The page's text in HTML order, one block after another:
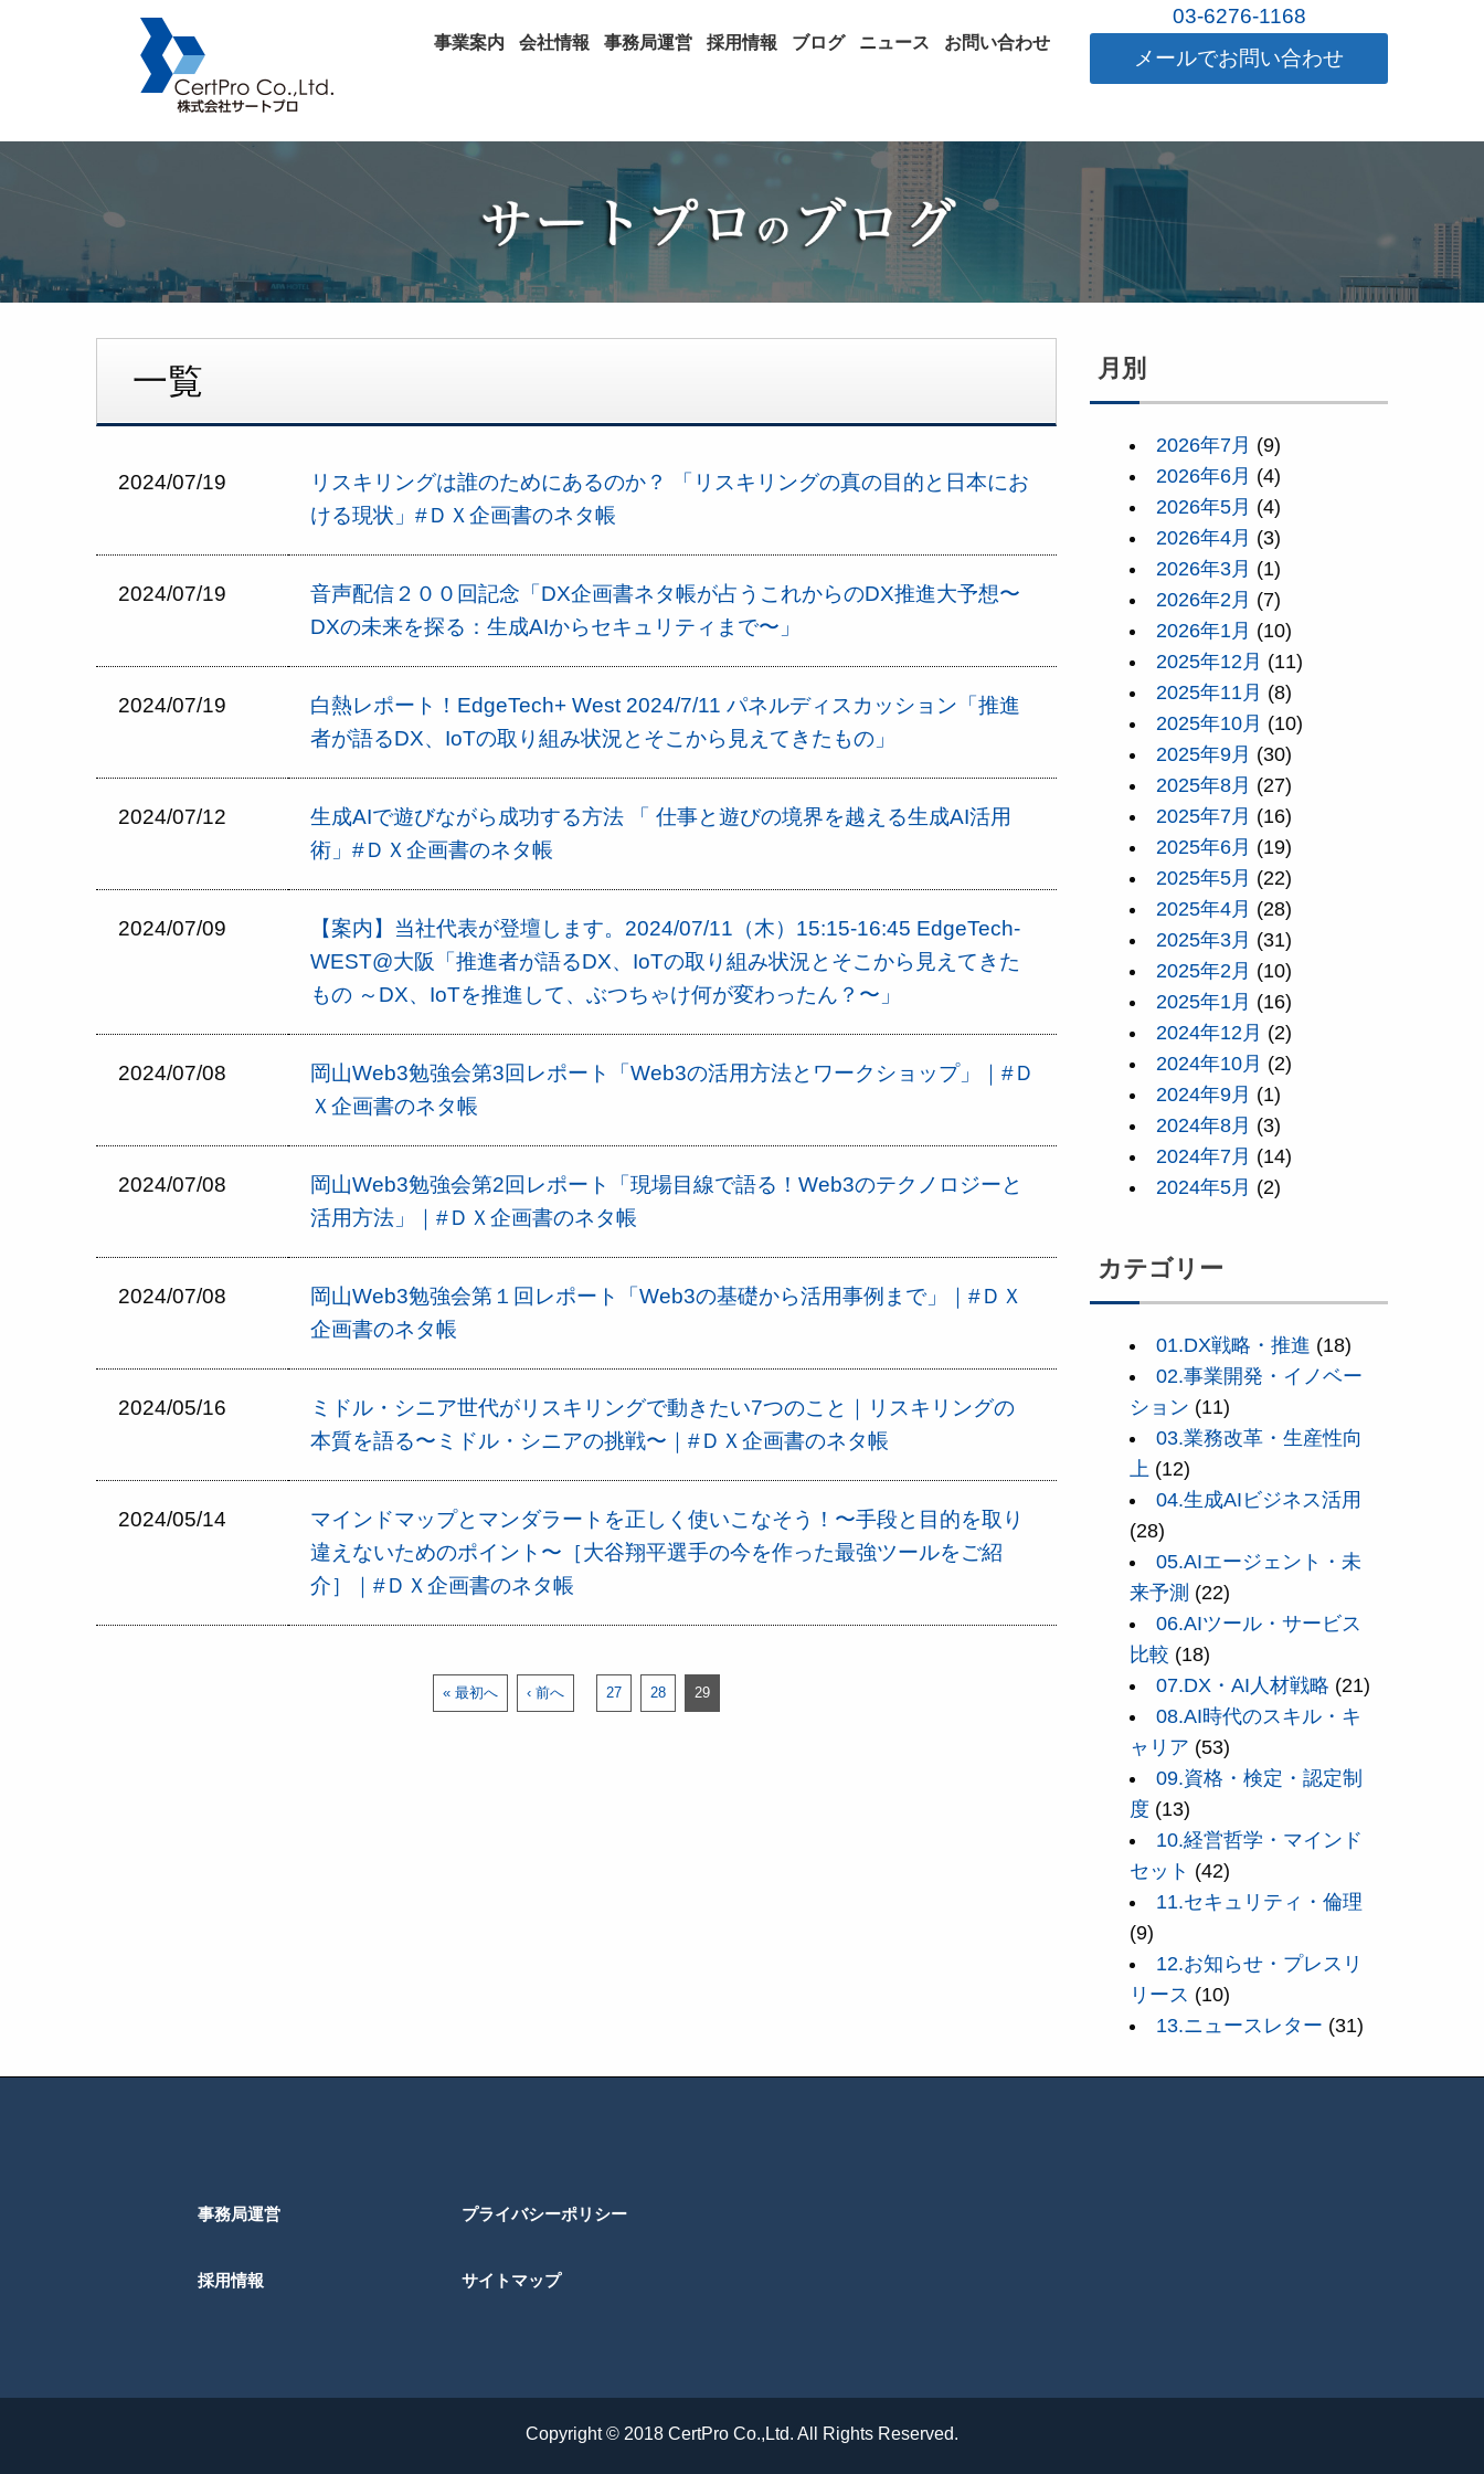
事業案内 会社情報 事務局運営 採用情報 ブログ ニュース お問い合わせ
03-6276-1168
メールでお問い合わせ
一覧
2024/07/19
リスキリングは誰のためにあるのか？ 「リスキリングの真の目的と日本にお
ける現状」#ＤＸ企画書のネタ帳
2024/07/19
音声配信２００回記念「DX企画書ネタ帳が占うこれからのDX推進大予想〜
DXの未来を探る：生成AIからセキュリティまで〜」
2024/07/19
白熱レポート！EdgeTech+ West 2024/7/11 パネルディスカッション「推進
者が語るDX、IoTの取り組み状況とそこから見えてきたもの」
2024/07/12
生成AIで遊びながら成功する方法 「 仕事と遊びの境界を越える生成AI活用
術」#ＤＸ企画書のネタ帳
2024/07/09
【案内】当社代表が登壇します。2024/07/11（木）15:15-16:45 EdgeTech-
WEST@大阪「推進者が語るDX、IoTの取り組み状況とそこから見えてきた
もの ～DX、IoTを推進して、ぶつちゃけ何が変わったん？〜」
2024/07/08
岡山Web3勉強会第3回レポート「Web3の活用方法とワークショップ」｜#Ｄ
Ｘ企画書のネタ帳
2024/07/08
岡山Web3勉強会第2回レポート「現場目線で語る！Web3のテクノロジーと
活用方法」｜#ＤＸ企画書のネタ帳
2024/07/08
岡山Web3勉強会第１回レポート「Web3の基礎から活用事例まで」｜#ＤＸ
企画書のネタ帳
2024/05/16
ミドル・シニア世代がリスキリングで動きたい7つのこと｜リスキリングの
本質を語る〜ミドル・シニアの挑戦〜｜#ＤＸ企画書のネタ帳
2024/05/14
マインドマップとマンダラートを正しく使いこなそう！〜手段と目的を取り
違えないためのポイント〜［大谷翔平選手の今を作った最強ツールをご紹
介］｜#ＤＸ企画書のネタ帳
« 最初へ ‹ 前へ 27 28 29
月別
2026年7月 (9)
2026年6月 (4)
2026年5月 (4)
2026年4月 (3)
2026年3月 (1)
2026年2月 (7)
2026年1月 (10)
2025年12月 (11)
2025年11月 (8)
2025年10月 (10)
2025年9月 (30)
2025年8月 (27)
2025年7月 (16)
2025年6月 (19)
2025年5月 (22)
2025年4月 (28)
2025年3月 (31)
2025年2月 (10)
2025年1月 (16)
2024年12月 (2)
2024年10月 (2)
2024年9月 (1)
2024年8月 (3)
2024年7月 (14)
2024年5月 (2)
カテゴリー
01.DX戦略・推進 (18)
02.事業開発・イノベー
ション (11)
03.業務改革・生産性向
上 (12)
04.生成AIビジネス活用
(28)
05.AIエージェント・未
来予測 (22)
06.AIツール・サービス
比較 (18)
07.DX・AI人材戦略 (21)
08.AI時代のスキル・キ
ャリア (53)
09.資格・検定・認定制
度 (13)
10.経営哲学・マインド
セット (42)
11.セキュリティ・倫理
(9)
12.お知らせ・プレスリ
リース (10)
13.ニュースレター (31)
事務局運営
採用情報
プライバシーポリシー
サイトマップ
Copyright © 2018 CertPro Co.,Ltd. All Rights Reserved.